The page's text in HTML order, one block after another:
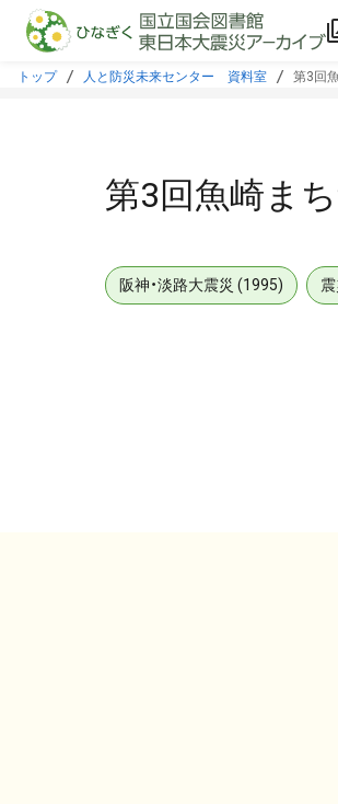
本文に飛ぶ
トップ 人と防災未来センター 資料室 第3回
第3回魚崎ま
阪神・淡路大震災 (1995)